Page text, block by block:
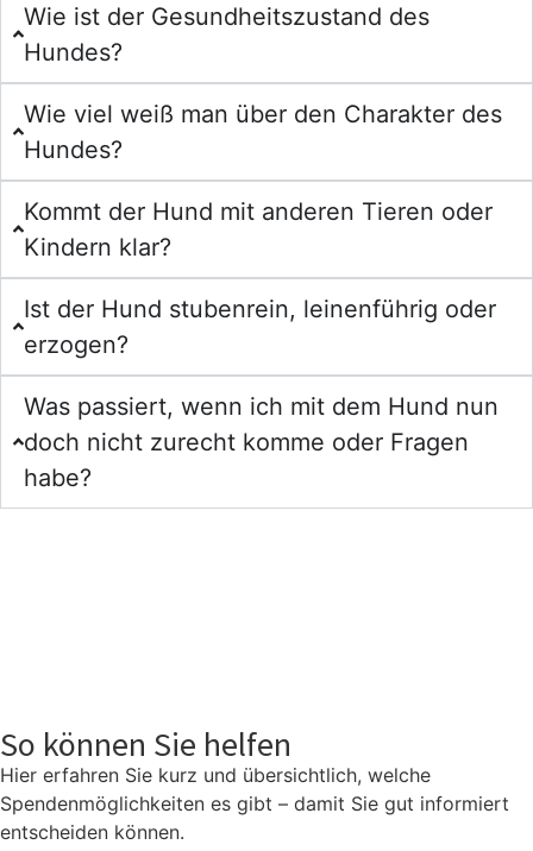
Wie ist der Gesundheitszustand des
Hundes?
Wie viel weiß man über den Charakter des
Hundes?
Kommt der Hund mit anderen Tieren oder
Kindern klar?
Ist der Hund stubenrein, leinenführig oder
erzogen?
Was passiert, wenn ich mit dem Hund nun
doch nicht zurecht komme oder Fragen
habe?
So können Sie helfen
Hier erfahren Sie kurz und übersichtlich, welche
Spendenmöglichkeiten es gibt – damit Sie gut informiert
entscheiden können.